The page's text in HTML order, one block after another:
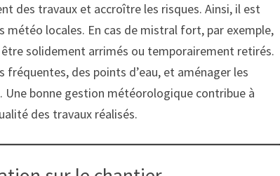
des travaux et accroître les risques. Ainsi, il est
météo locales. En cas de mistral fort, par exemple,
solidement arrimés ou temporairement retirés.
fréquentes, des points d’eau, et aménager les
Une bonne gestion météorologique contribue à
des travaux réalisés.